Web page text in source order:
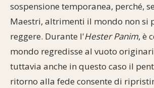
sospensione temporanea, perché,
Maestri, altrimenti il mondo non si
reggere. Durante l'Hester Panim, è
mondo regredisse al vuoto
tuttavia anche in questo caso il
ritorno alla fede consente di